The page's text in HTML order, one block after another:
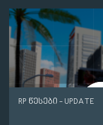
RP წესები - UPDATE